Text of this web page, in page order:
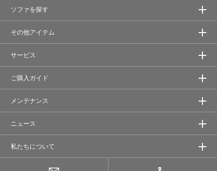
ソファを探す
その他アイテム
サービス
ご購入ガイド
メンテナンス
ニュース
私たちについて